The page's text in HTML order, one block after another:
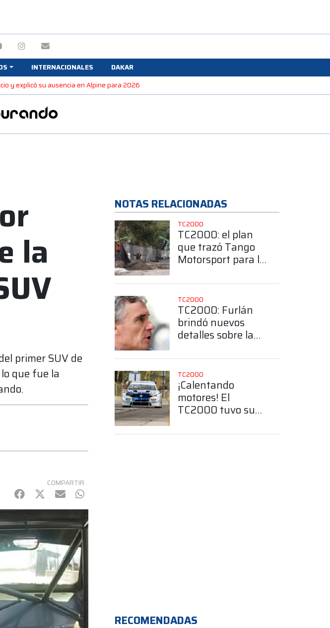
INTERNACIONALES
DAKAR
y explicó su ausencia en Alpine para 2026
la
primer SUV de
que fue la
COMPARTIR
Facebook
Twitter
mail WhatsApp
NOTAS RELACIONADAS
TC2000
TC2000: el plan
que trazó Tango
Motorsport para la
Callejero de
Buenos Aires
TC2000
TC2000: Furlán
brindó nuevos
detalles sobre la
Callejero de
Buenos Aires
TC2000
¡Calentando
motores! El
TC2000 tuvo su
con el callejero de
RECOMENDADAS